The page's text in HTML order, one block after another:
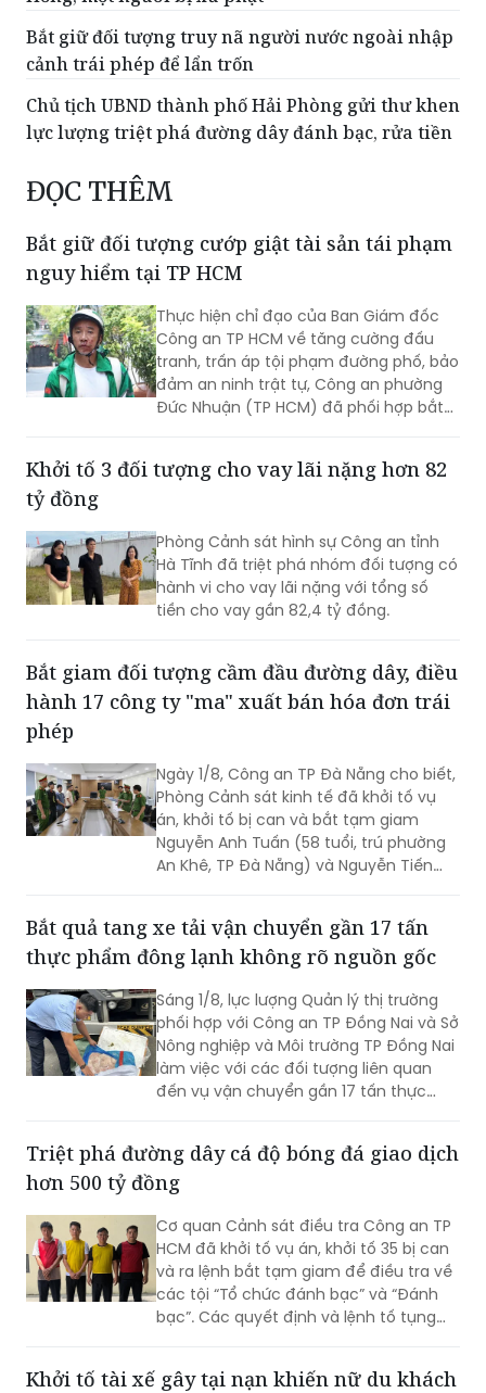
Bắt giữ đối tượng truy nã người nước ngoài nhập
cảnh trái phép để lẩn trốn
Chủ tịch UBND thành phố Hải Phòng gửi thư khen
lực lượng triệt phá đường dây đánh bạc, rửa tiền
ĐỌC THÊM
Bắt giữ đối tượng cướp giật tài sản tái phạm
nguy hiểm tại TP HCM
Thực hiện chỉ đạo của Ban Giám đốc
Công an TP HCM về tăng cường đấu
tranh, trấn áp tội phạm đường phố, bảo
đảm an ninh trật tự, Công an phường
Đức Nhuận (TP HCM) đã phối hợp bắt
việc đến Văn phòng Cơ quan Cảnh sát
Khởi tố 3 đối tượng cho vay lãi nặng hơn 82
tỷ đồng
Phòng Cảnh sát hình sự Công an tỉnh
Hà Tĩnh đã triệt phá nhóm đối tượng có
hành vi cho vay lãi nặng với tổng số
tiền cho vay gần 82,4 tỷ đồng.
Bắt giam đối tượng cầm đầu đường dây, điều
hành 17 công ty "ma" xuất bán hóa đơn trái
phép
Ngày 1/8, Công an TP Đà Nẵng cho biết,
Phòng Cảnh sát kinh tế đã khởi tố vụ
án, khởi tố bị can và bắt tạm giam
Nguyễn Anh Tuấn (58 tuổi, trú phường
An Khê, TP Đà Nẵng) và Nguyễn Tiến
phép hóa đơn.
Bắt quả tang xe tải vận chuyển gần 17 tấn
thực phẩm đông lạnh không rõ nguồn gốc
Sáng 1/8, lực lượng Quản lý thị trường
phối hợp với Công an TP Đồng Nai và Sở
Nông nghiệp và Môi trường TP Đồng Nai
làm việc với các đối tượng liên quan
đến vụ vận chuyển gần 17 tấn thực
Triệt phá đường dây cá độ bóng đá giao dịch
hơn 500 tỷ đồng
Cơ quan Cảnh sát điều tra Công an TP
HCM đã khởi tố vụ án, khởi tố 35 bị can
và ra lệnh bắt tạm giam để điều tra về
các tội “Tổ chức đánh bạc” và “Đánh
bạc”. Các quyết định và lệnh tố tụng
Khởi tố tài xế gây tại nạn khiến nữ du khách